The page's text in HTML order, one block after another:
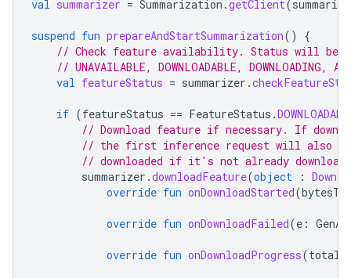
val summarizer = Summarization .getClient(
suspend fun prepareAndStartSummarization()
{
// Check feature availability. Status will be
// UNAVAILABLE, DOWNLOADABLE, DOWNLOADING,
val featureStatus = summarizer .
if (featureStatus == FeatureStatus .
// Download feature if necessary. If
// the first inference request will also
// downloaded if it's not already
summarizer .downloadFeature(object :
override fun onDownloadStarted(
override fun onDownloadFailed(e :
override fun onDownloadProgress(